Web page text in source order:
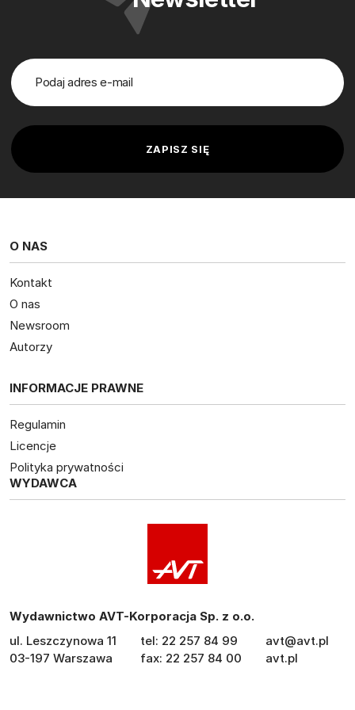
O NAS
Kontakt
O nas
Newsroom
Autorzy
INFORMACJE PRAWNE
Regulamin
Licencje
Polityka prywatności
WYDAWCA
Wydawnictwo AVT-Korporacja Sp. z o.o.
ul. Leszczynowa 11
03-197 Warszawa
tel: 22 257 84 99
fax: 22 257 84 00
avt@avt.pl
avt.pl